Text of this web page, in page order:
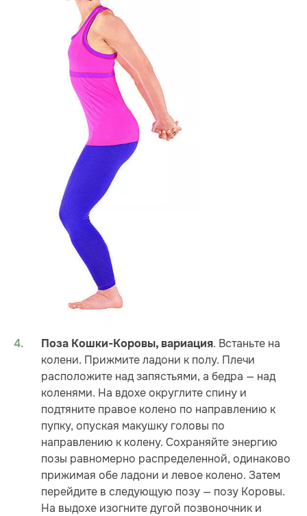
Поза Кошки-Коровы, вариация. Встаньте на
колени. Прижмите ладони к полу. Плечи
расположите над запястьями, а бедра — над
коленями. На вдохе округлите спину и
подтяните правое колено по направлению к
пупку, опуская макушку головы по
направлению к колену. Сохраняйте энергию
позы равномерно распределенной, одинаково
прижимая обе ладони и левое колено. Затем
перейдите в следующую позу — позу Коровы.
На выдохе изогните дугой позвоночник и